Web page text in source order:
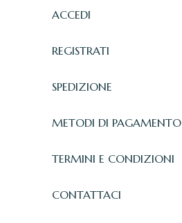
ACCEDI
REGISTRATI
SPEDIZIONE
METODI DI PAGAMENTO
TERMINI E CONDIZIONI
CONTATTACI